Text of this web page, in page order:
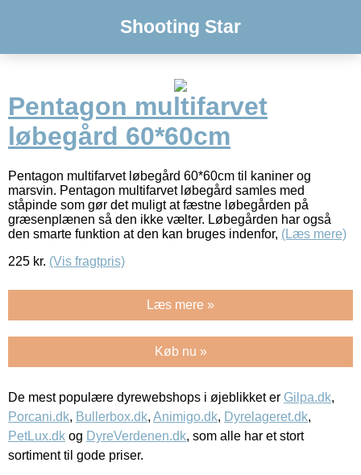
Shooting Star
Pentagon multifarvet
løbegård 60*60cm
Pentagon multifarvet løbegård 60*60cm til kaniner og
marsvin. Pentagon multifarvet løbegård samles med
ståpinde som gør det muligt at fæstne løbegården på
græsenplænen så den ikke vælter. Løbegården har også
den smarte funktion at den kan bruges indenfor, (Læs mere)
225 kr. (Vis fragtpris)
Læs mere »
Køb nu »
De mest populære dyrewebshops i øjeblikket er Gilpa.dk,
Porcani.dk, Bullerbox.dk, Animigo.dk, Dyrelageret.dk,
PetLux.dk og DyreVerdenen.dk, som alle har et stort
sortiment til gode priser.